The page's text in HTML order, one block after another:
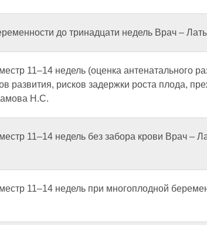
до тринадцати недель Врач –
11–14 недель (оценка антенатального
развития, рисков задержки роста плода,
Н.С.
11–14 недель без забора крови Врач –
11–14 недель при многоплодной